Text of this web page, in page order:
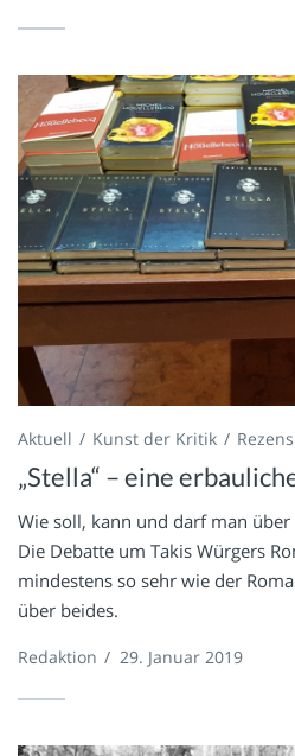
Aktuell Kunst der Kritik
„Stella“ – eine
Wie soll, kann und darf man
Die Debatte um Takis Würgers
mindestens so sehr wie der
über beides.
Redaktion / 29. Januar 2019